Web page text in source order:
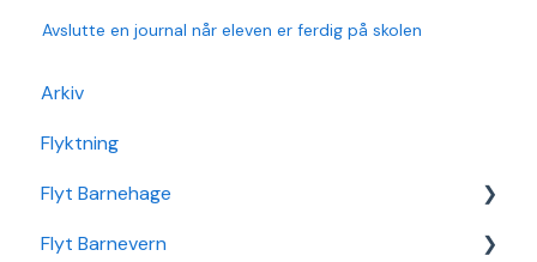
Avslutte en journal når eleven er ferdig på skolen
Arkiv
Flyktning
Flyt Barnehage
Flyt Barnehage Hjelpeside
Flyt Barnevern